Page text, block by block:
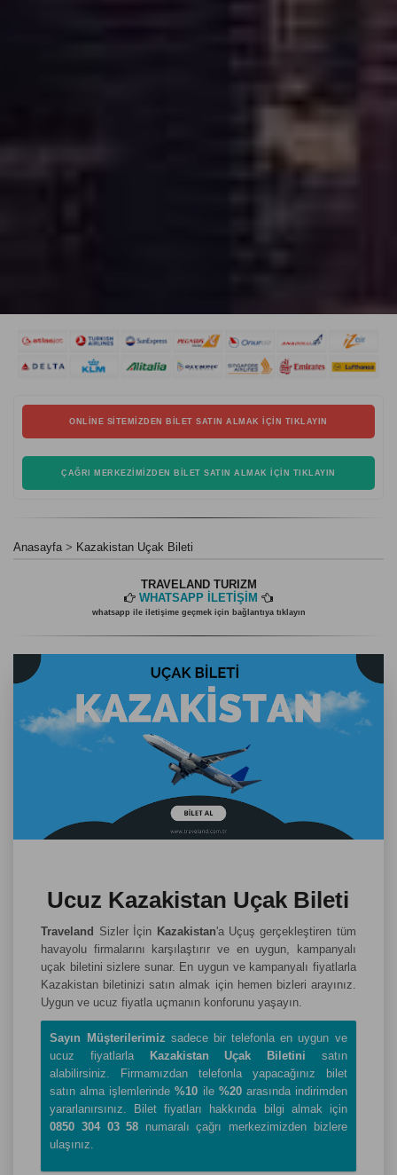
ONLINE SITEMIZDEN BILET SATIN ALMAK İÇIN TIKLAYIN
ÇAĞRI MERKEZIMIZDEN BILET SATIN ALMAK İÇIN TIKLAYIN
Anasayfa Kazakistan Uçak Bileti
TRAVELAND TURIZM
WHATSAPP İLETİŞİM
whatsapp ile iletişime geçmek için bağlantıya tıklayın
Ucuz Kazakistan Uçak Bileti
Traveland Sizler İçin Kazakistan'a Uçuş gerçekleştiren tüm
havayolu firmalarını karşılaştırır ve en uygun, kampanyalı
uçak biletini sizlere sunar. En uygun ve kampanyalı fiyatlarla
Kazakistan biletinizi satın almak için hemen bizleri arayınız.
Uygun ve ucuz fiyatla uçmanın konforunu yaşayın.
Sayın Müşterilerimiz sadece bir telefonla en uygun ve
ucuz fiyatlarla Kazakistan Uçak Biletini satın
alabilirsiniz. Firmamızdan telefonla yapacağınız bilet
satın alma işlemlerinde%10 ile %20arasında indirimden
yararlanırsınız. Bilet fiyatları hakkında bilgi almak için
0850 304 03 58 numaralı çağrı merkezimizden bizlere
ulaşınız.